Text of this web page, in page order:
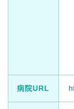
病院URL